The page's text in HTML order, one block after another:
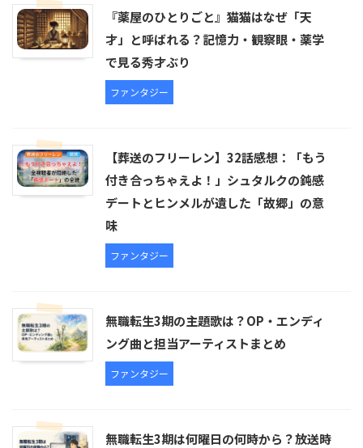
『薬屋のひとりごと』猫猫はなぜ「天
才」と呼ばれる？記憶力・観察眼・薬学
で見る秀才ぶり
ファンタジー
【葬送のフリーレン】32話感想：「もう
付き合っちゃえよ！」シュタルクの鈍感
デートとヒンメルが遺した「故郷」の意
味
ファンタジー
無職転生3期の主題歌は？OP・エンディ
ング曲と担当アーティストまとめ
ファンタジー
無職転生3期は何曜日の何時から？放送時